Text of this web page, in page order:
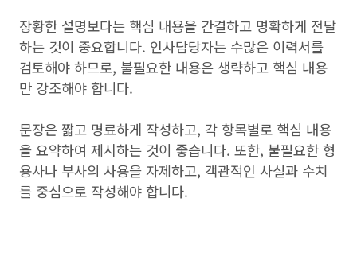
장황한 설명보다는 핵심 내용을 간결하고 명확하게 전달
하는 것이 중요합니다. 인사담당자는 수많은 이력서를
검토해야 하므로, 불필요한 내용은 생략하고 핵심 내용
만 강조해야 합니다.
문장은 짧고 명료하게 작성하고, 각 항목별로 핵심 내용
을 요약하여 제시하는 것이 좋습니다. 또한, 불필요한 형
용사나 부사의 사용을 자제하고, 객관적인 사실과 수치
를 중심으로 작성해야 합니다.